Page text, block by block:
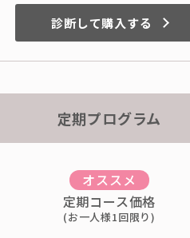
診断して購入する
定期プログラム
オススメ
定期コース価格
(お一人様1回限り)